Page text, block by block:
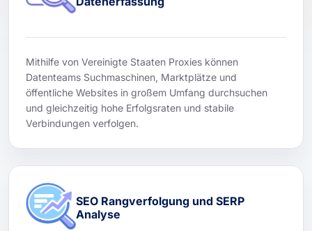
Mithilfe von Vereinigte Staaten Proxies können
Datenteams Suchmaschinen, Marktplätze und
öffentliche Websites in großem Umfang durchsuchen
und gleichzeitig hohe Erfolgsraten und stabile
Verbindungen verfolgen.
SEO Rangverfolgung und SERP
Analyse